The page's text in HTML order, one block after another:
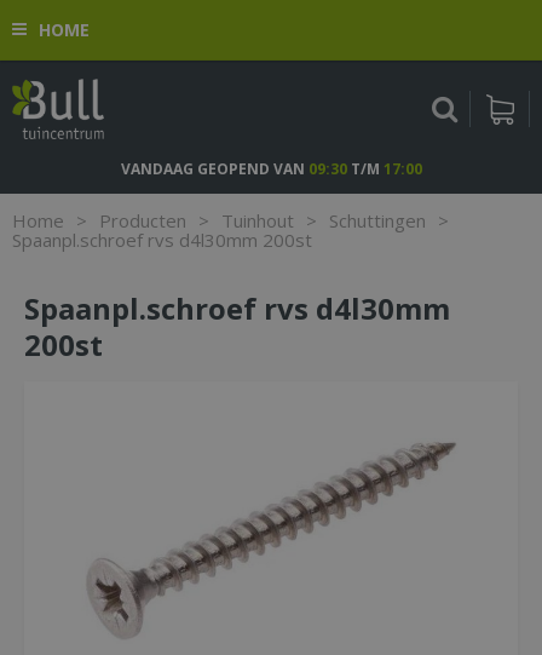
n
o
HOME
Home > Producten > Tuinhout > Schuttingen >
Spaanpl.schroef rvs d4l30mm 200st
VANDAAG GEOPEND VAN 09:30T/M 17:00
Spaanpl.schroef rvs d4l30mm
200st